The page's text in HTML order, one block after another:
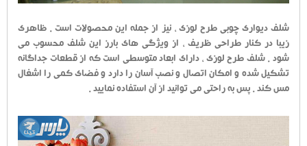
شلف دیواری چوبی طرح لوزی ، نیز از جمله این محصولات است . ظاهری
زیبا در کنار طراحی ظریف ، از ویژگی های بارز این شلف محسوب می
شود . شلف طرح لوزی ، دارای ابعاد متوسطی است که از قطعات جداگانه
تشکیل شده و امکان اتصال و نصب آسان را دارد و فضای کمی را اشغال
مس کند . پس به راحتی می توانید از آن استفاده نمایید .